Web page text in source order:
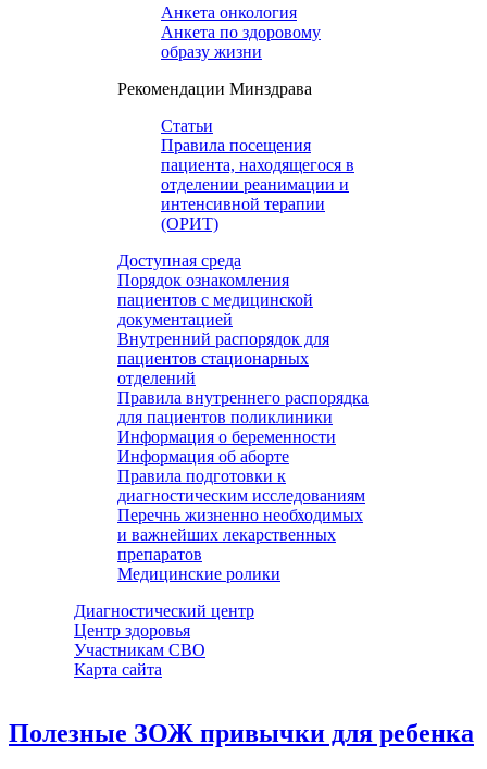
Анкета онкология
Анкета по здоровому
образу жизни
Рекомендации Минздрава
Статьи
Правила посещения
пациента, находящегося в
отделении реанимации и
интенсивной терапии
(ОРИТ)
Доступная среда
Порядок ознакомления
пациентов с медицинской
документацией
Внутренний распорядок для
пациентов стационарных
отделений
Правила внутреннего распорядка
для пациентов поликлиники
Информация о беременности
Информация об аборте
Правила подготовки к
диагностическим исследованиям
Перечнь жизненно необходимых
и важнейших лекарственных
препаратов
Медицинские ролики
Диагностический центр
Центр здоровья
Участникам СВО
Карта сайта
Полезные ЗОЖ привычки для ребенка